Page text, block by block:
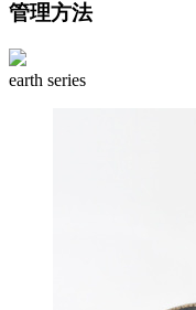
管理方法
earth series